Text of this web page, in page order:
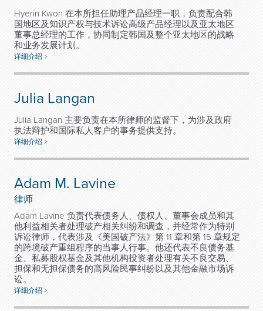
Hyerin Kwon 在本所担任助理产品经理一职，负责配合韩
国地区及知识产权与技术诉讼高级产品经理以及亚太地区
董事总经理的工作，协同制定韩国及整个亚太地区的战略
和业务发展计划。
详细介绍 >
Julia Langan
Julia Langan 主要负责在本所律师的监督下，为涉及政府
执法辩护和国际私人客户的事务提供支持。
详细介绍 >
Adam M. Lavine
律师
Adam Lavine 负责代表债务人、债权人、董事会成员和其
他利益相关者处理破产相关纠纷和调查，并经常作为特别
诉讼律师，代表涉及《美国破产法》第 11 章和第 15 章规定
的跨境破产重组程序的当事人行事。他还代表不良债务基
金、私募股权基金及其他机构投资者处理有关不良交易、
担保和无担保债务的高风险民事纠纷以及其他金融市场诉
讼。
详细介绍 >